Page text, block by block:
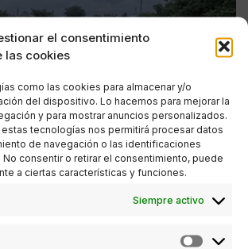
el consentimiento
las cookies
como las cookies para almacenar y/o
del dispositivo. Lo hacemos para mejorar la
y para mostrar anuncios personalizados.
tecnologías nos permitirá procesar datos
de navegación o las identificaciones
consentir o retirar el consentimiento, puede
a ciertas características y funciones.
Siempre activo
a salvo